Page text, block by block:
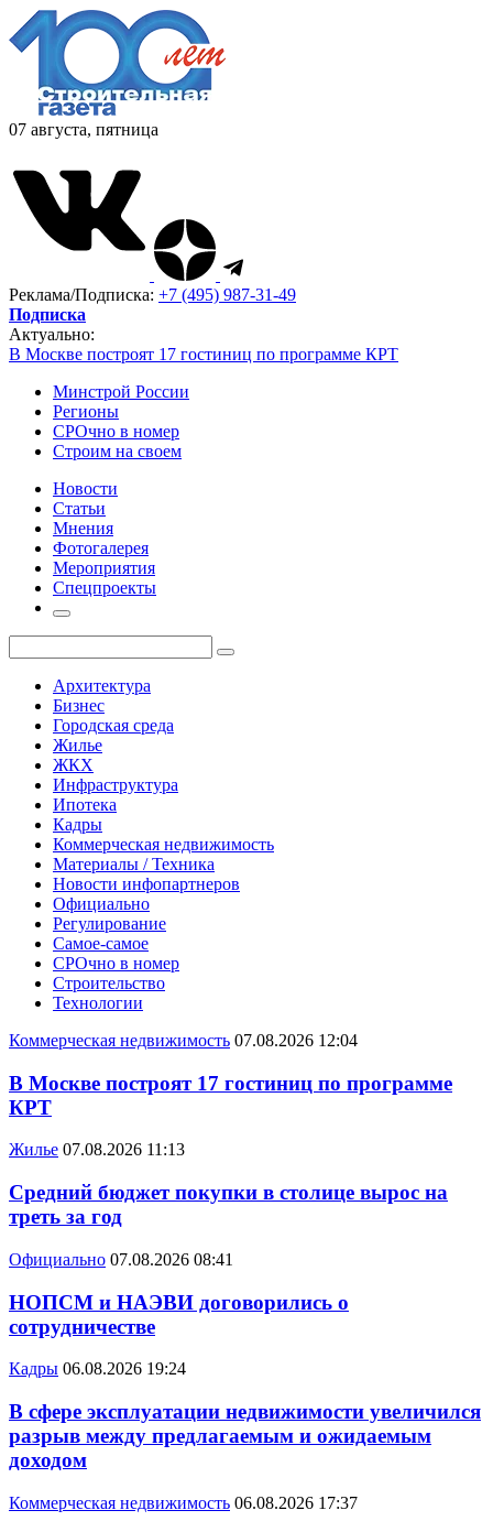
07 августа, пятница
Реклама/Подписка: +7 (495) 987-31-49
Подписка
Актуально:
В Москве построят 17 гостиниц по программе КРТ
Минстрой России
Регионы
СРОчно в номер
Строим на своем
Новости
Статьи
Мнения
Фотогалерея
Мероприятия
Спецпроекты
Архитектура
Бизнес
Городская среда
Жилье
ЖКХ
Инфраструктура
Ипотека
Кадры
Коммерческая недвижимость
Материалы / Техника
Новости инфопартнеров
Официально
Регулирование
Самое-самое
СРОчно в номер
Строительство
Технологии
Коммерческая недвижимость 07.08.2026 12:04
В Москве построят 17 гостиниц по программе
КРТ
Жилье 07.08.2026 11:13
Средний бюджет покупки в столице вырос на
треть за год
Официально 07.08.2026 08:41
НОПСМ и НАЭВИ договорились о
сотрудничестве
Кадры 06.08.2026 19:24
В сфере эксплуатации недвижимости увеличился
разрыв между предлагаемым и ожидаемым
доходом
Коммерческая недвижимость 06.08.2026 17:37